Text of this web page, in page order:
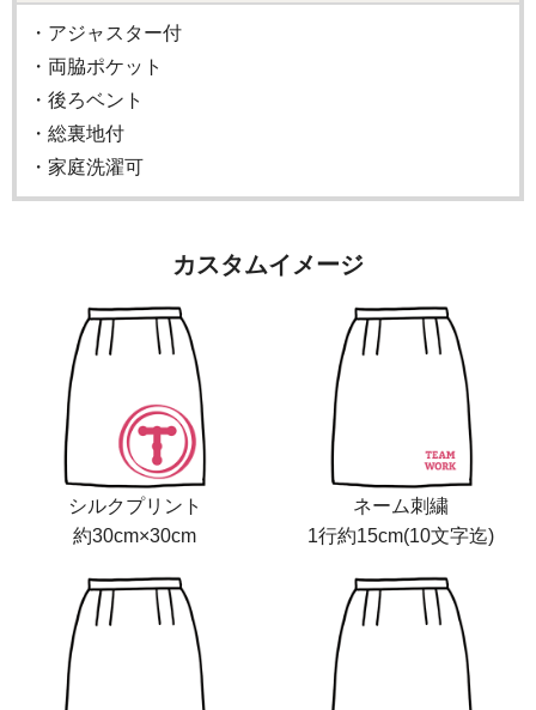
・アジャスター付
・両脇ポケット
・後ろベント
・総裏地付
・家庭洗濯可
カスタムイメージ
シルクプリント
約30cm×30cm
ネーム刺繍
1行約15cm(10文字迄)